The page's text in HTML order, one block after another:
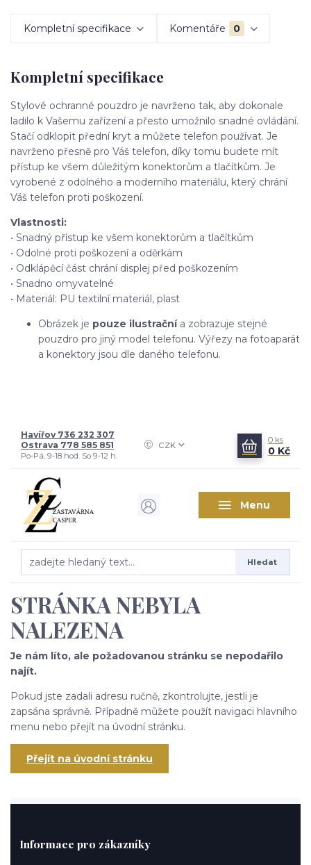
Kompletní specifikace Komentáře 0
Kompletní specifikace
Stylové ochranné pouzdro je navrženo tak, aby dokonale
ladilo k Vašemu zařízení a přesto umožnilo snadné ovládání.
Stačí odklopit přední kryt a můžete telefon používat. Je
navrženo přesně pro Váš telefon, díky tomu budete mít
přístup ke všem důležitým konektorům a tlačítkům. Je
vyrobené z odolného a moderního materiálu, který chrání
Váš telefon proti poškození.
Vlastnosti:
• Snadný přístup ke všem konektorům a tlačítkům
• Odolné proti poškození a oděrkám
• Odklápěcí část chrání displej před poškozením
• Snadno omyvatelné
• Materiál: PU textilní materiál, plast
Obrázek je pouze ilustrační a zobrazuje stejné
pouzdro pro jiný model telefonu. Výřezy na fotoaparát
a konektory jsou dle daného telefonu.
Menu
CZK
Hledat
Havířov 736 232 307
Ostrava 778 585 851
Po-Pá, 9-18 hod. So 9-12 h.
0 ks
0 Kč
STRÁNKA NEBYLA
NALEZENA
Je nám líto, ale požadovanou stránku se nepodařilo
najít.
Pokud jste zadali adresu ručně, zkontrolujte, jestli je
zapsána správně. Případně můžete použít navigaci hlavního
menu nebo přejít na úvodní stránku.
Přejít na úvodní stránku
Informace pro zákazníky